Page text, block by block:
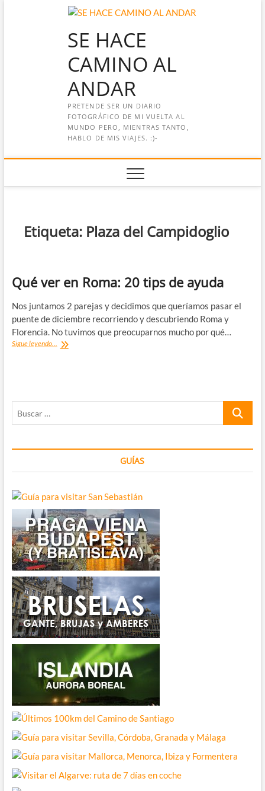
SE HACE
CAMINO AL
ANDAR
PRETENDE SER UN DIARIO
FOTOGRÁFICO DE MI VUELTA AL
MUNDO PERO, MIENTRAS TANTO,
HABLO DE MIS VIAJES. :)-
Etiqueta: Plaza del Campidoglio
Qué ver en Roma: 20 tips de ayuda
Nos juntamos 2 parejas y decidimos que queríamos pasar el
puente de diciembre recorriendo y descubriendo Roma y
Florencia. No tuvimos que preocuparnos mucho por qué…
Sigue leyendo... Qué
Buscar
GUÍAS